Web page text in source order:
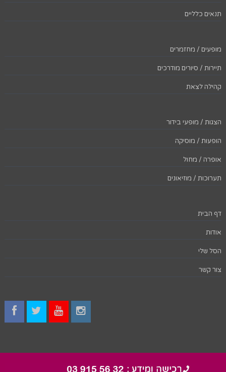
תנאים כלליים
מופעים / מחזמרים
תיירות / סיורים מודרכים
קהילה לצאת
הצגות / מופעי בידור
הופעות / מוסיקה
אופרה / מחול
תערוכות / מוזיאונים
דף הבית
אודות
הסל שלי
צור קשר